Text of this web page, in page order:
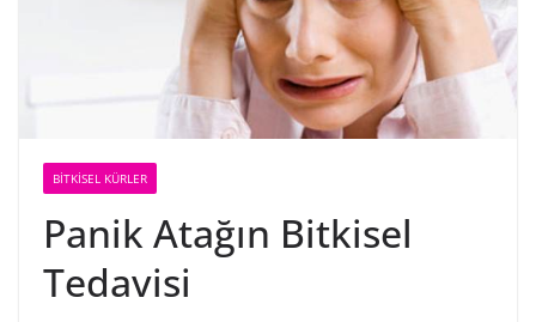
BİTKİSEL KÜRLER
Panik Atağın Bitkisel
Tedavisi